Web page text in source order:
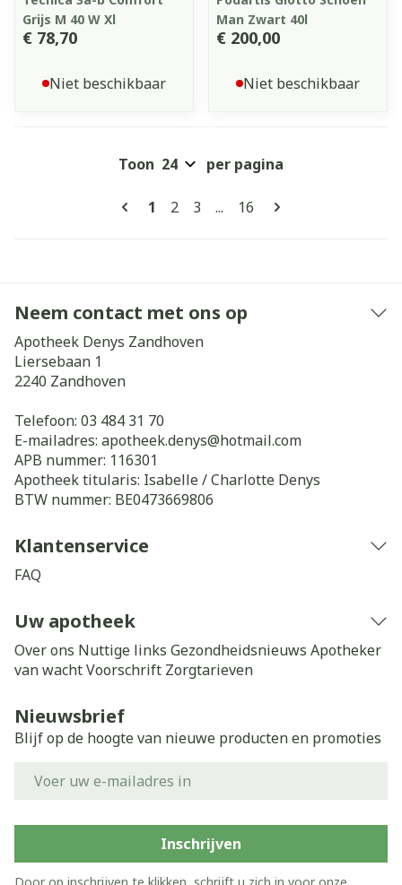
Grijs M 40 W Xl
€ 78,70
Niet beschikbaar
Man Zwart 40l
€ 200,00
Niet beschikbaar
Pagina's
U lees momenteel pagina
1 Pagina
2 Pagina
3 ... Pagina
16
Toon per pagina
Neem contact met ons op
Apotheek Denys Zandhoven
Liersebaan 1
2240 Zandhoven
Telefoon: 03 484 31 70
E-mailadres: apotheek.denys@hotmail.com
APB nummer: 116301
Apotheek titularis: Isabelle / Charlotte Denys
BTW nummer: BE0473669806
Klantenservice
FAQ
Uw apotheek
Over ons Nuttige links Gezondheidsnieuws Apotheker
van wachtVoorschrift Zorgtarieven
Nieuwsbrief
Blijf op de hoogte van nieuwe producten en promoties
Inschrijven